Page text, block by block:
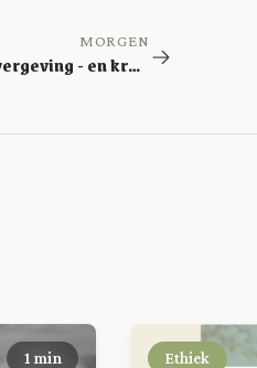
MORGEN
Genade is vergeving - en kracht!
1 min Ethiek